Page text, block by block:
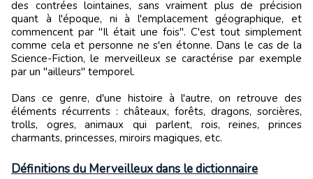
des contrées lointaines, sans vraiment plus de précision
quant à l'époque, ni à l'emplacement géographique, et
commencent par "Il était une fois". C'est tout simplement
comme cela et personne ne s'en étonne. Dans le cas de la
Science-Fiction, le merveilleux se caractérise par exemple
par un "ailleurs" temporel.
Dans ce genre, d'une histoire à l'autre, on retrouve des
éléments récurrents : châteaux, forêts, dragons, sorcières,
trolls, ogres, animaux qui parlent, rois, reines, princes
charmants, princesses, miroirs magiques, etc.
Définitions du Merveilleux dans le dictionnaire